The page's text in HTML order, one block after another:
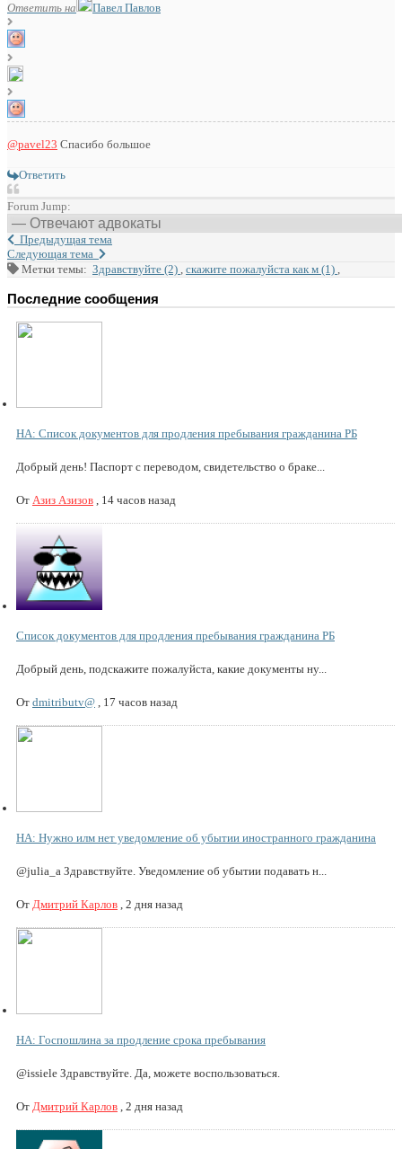
Ответить на Павел Павлов
@pavel23 Спасибо большое
Ответить
Forum Jump:
Предыдущая тема
Следующая тема
Метки темы: Здравствуйте (2) , скажите пожалуйста как м (1) ,
Последние сообщения
НА: Список документов для продления пребывания гражданина РБ
Добрый день! Паспорт с переводом, свидетельство о браке...
От Азиз Азизов , 14 часов назад
Список документов для продления пребывания гражданина РБ
Добрый день, подскажите пожалуйста, какие документы ну...
От dmitributv@ , 17 часов назад
НА: Нужно илм нет уведомление об убытии иностранного гражданина
@julia_a Здравствуйте. Уведомление об убытии подавать н...
От Дмитрий Карлов , 2 дня назад
НА: Госпошлина за продление срока пребывания
@issiele Здравствуйте. Да, можете воспользоваться.
От Дмитрий Карлов , 2 дня назад